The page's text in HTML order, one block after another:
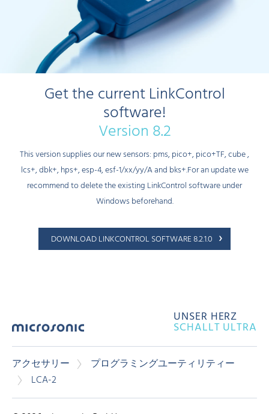
Get the current LinkControl
software!
Version 8.2
This version supplies our new sensors: pms, pico+, pico+TF, cube ,
lcs+, dbk+, hps+, esp-4, esf-1/xx/yy/A and bks+.For an update we
recommend to delete the existing LinkControl software under
Windows beforehand.
DOWNLOAD LINKCONTROL SOFTWARE 8.2.1.0
UNSER HERZ
SCHALLT ULTRA
アクセサリー
プログラミングユーティリティー
LCA-2